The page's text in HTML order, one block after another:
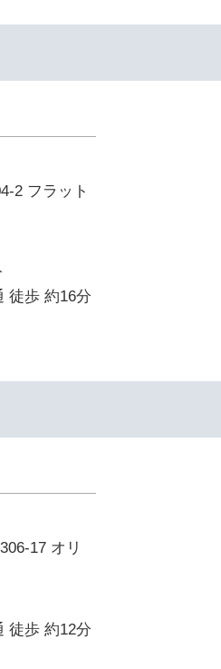
2 フラット
徒歩 約16分
17 オリ
徒歩 約12分